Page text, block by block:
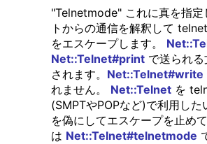
"Telnetmode" これに真を指定
トからの通信を解釈して
をエスケープします。
Net::Telnet#printで送られる
されます。 Net::Telnet#write
れません。 Net::Telnetを
(SMPTやPOPなど)で利用した
を偽にしてエスケープを止め
は Net::Telnet#telnetmode